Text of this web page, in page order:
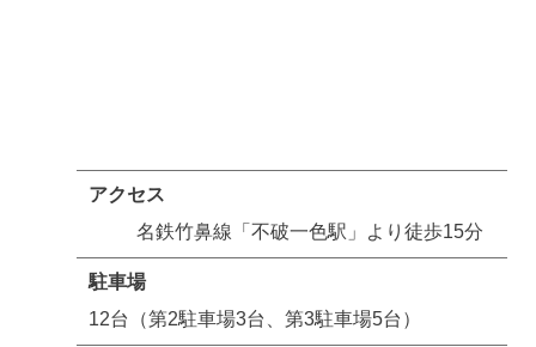
アクセス
名鉄竹鼻線「不破一色駅」より徒歩15分
駐車場
12台（第2駐車場3台、第3駐車場5台）